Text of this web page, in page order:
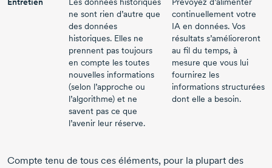
ne sont rien d’autre que
des données
historiques. Elles ne
prennent pas toujours
en compte les toutes
nouvelles informations
(selon l’approche ou
l’algorithme) et ne
savent pas ce que
l’avenir leur réserve.
continuellement votre
IA en données. Vos
résultats s’amélioreront
au fil du temps, à
mesure que vous lui
fournirez les
informations structurées
dont elle a besoin.
Compte tenu de tous ces éléments, pour la plupart des